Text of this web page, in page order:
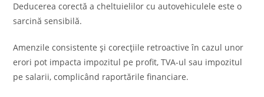
Deducerea corectă a cheltuielilor cu autovehiculele este o
sarcină sensibilă.
Amenzile consistente şi corecţiile retroactive în cazul unor
erori pot impacta impozitul pe profit, TVA-ul sau impozitul
pe salarii, complicând raportările financiare.